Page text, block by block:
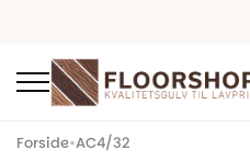
Forside•AC4/32